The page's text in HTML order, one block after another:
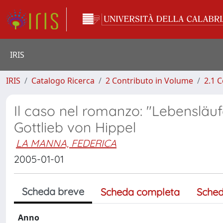
IRIS
IRIS Catalogo Ricerca 2 Contributo in Volume 2.1
Il caso nel romanzo:
Gottlieb von Hippel
LA MANNA, FEDERICA
2005-01-01
Scheda breve Scheda completa
Anno